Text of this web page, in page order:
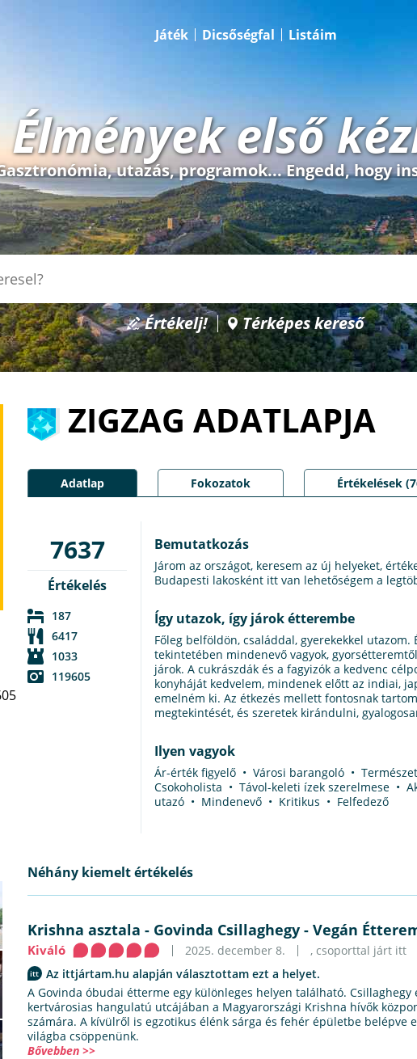
Játék Dicsőségfal Listáim
Élmények első
utazás, programok... Engedd, hogy
Értékelj! Térképes kereső
ZIGZAG ADATLAPJA
Adatlap Fokozatok Értékelések
7637
Értékelés
187
6417
1033
119605
Bemutatkozás
Járom az országot, keresem az új helyeket,
Budapesti lakosként itt van lehetőségem a
Így utazok, így járok étterembe
Főleg belföldön, családdal, gyerekekkel utazom.
tekintetében mindenevő vagyok,
járok. A cukrászdák és a fagyizók a kedvenc
konyháját kedvelem, mindenek előtt az indiai,
emelném ki. Az étkezés mellett fontosnak
megtekintését, és szeretek kirándulni,
Ilyen vagyok
Ár-érték figyelő • Városi barangoló •
Csokoholista • Távol-keleti ízek szerelmese •
utazó • Mindenevő • Kritikus • Felfedező
Néhány kiemelt értékelés
Krishna asztala - Govinda Csillaghegy - Vegán
Kiváló 2025. december 8.
, csoporttal járt itt
Az ittjártam.hu alapján választottam ezt a helyet.
A Govinda óbudai étterme egy különleges helyen található. Csillaghegy
kertvárosias hangulatú utcájában a Magyarországi Krishna hívők
számára. A kívülről is egzotikus élénk sárga és fehér épületbe belépve
világba csöppenünk.
Bővebben >>